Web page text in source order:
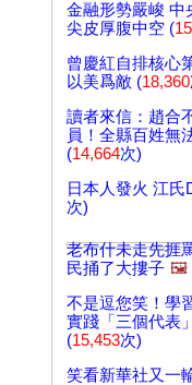
金融形勢嚴峻 中
尖皮厚腹中空 (
曾慶紅自排核心
以美爲敵 (18,360
讀者來信：趙合
員！全縣百姓無
(14,664次)
日本人發火 江氏
次)
老布什未走先捱
民捅了大摟子 🖼️
不是逗您笑！學
實踐「三個代表
(15,453次)
笑看新華社又一